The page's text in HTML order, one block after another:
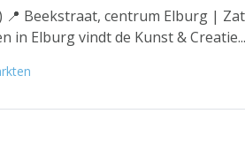
Beekstraat, centrum Elburg |
in Elburg vindt de Kunst & Creatie...